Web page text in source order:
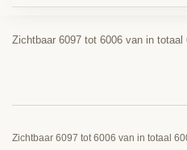
Zichtbaar 6097 tot 6006 van in totaal
Zichtbaar 6097 tot 6006 van in totaal